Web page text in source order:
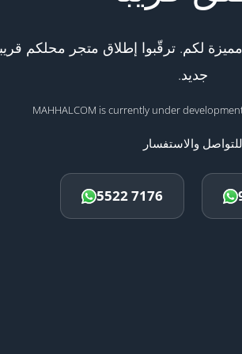
لكم. ترقّبوا إطلاق متجر محلكم
جديد.
MAHHALCOM is currently under
للتواصل والاستفسار
5522 7176